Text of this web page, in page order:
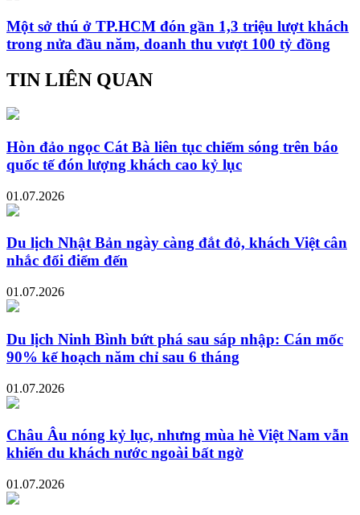
Một sở thú ở TP.HCM đón gần 1,3 triệu lượt khách
trong nửa đầu năm, doanh thu vượt 100 tỷ đồng
TIN LIÊN QUAN
Hòn đảo ngọc Cát Bà liên tục chiếm sóng trên báo
quốc tế đón lượng khách cao kỷ lục
01.07.2026
Du lịch Nhật Bản ngày càng đắt đỏ, khách Việt cân
nhắc đổi điểm đến
01.07.2026
Du lịch Ninh Bình bứt phá sau sáp nhập: Cán mốc
90% kế hoạch năm chỉ sau 6 tháng
01.07.2026
Châu Âu nóng kỷ lục, nhưng mùa hè Việt Nam vẫn
khiến du khách nước ngoài bất ngờ
01.07.2026